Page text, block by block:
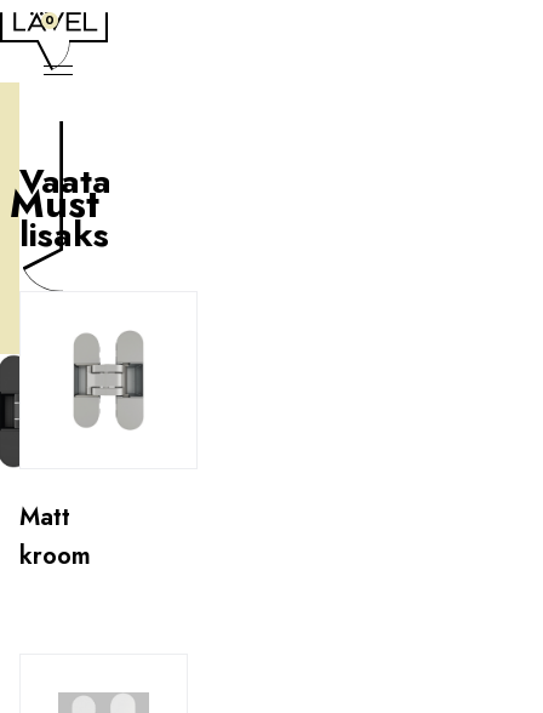
0
Must
Vaata
lisaks
Matt
kroom